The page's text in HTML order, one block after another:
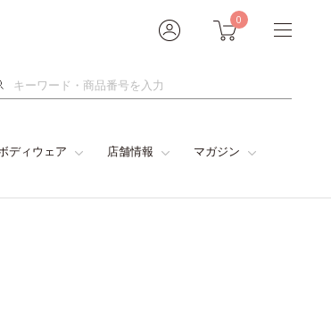
0
検
ディウェア 店舗情報 マガジン